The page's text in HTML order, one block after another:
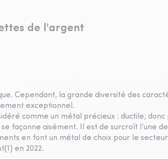
de l'argent
Cependant, la grande diversité des
exceptionnel.
comme un métal précieux : ductile,
façonne aisément. Il est de surcroît l’une
en font un métal de choix pour le
en 2022.